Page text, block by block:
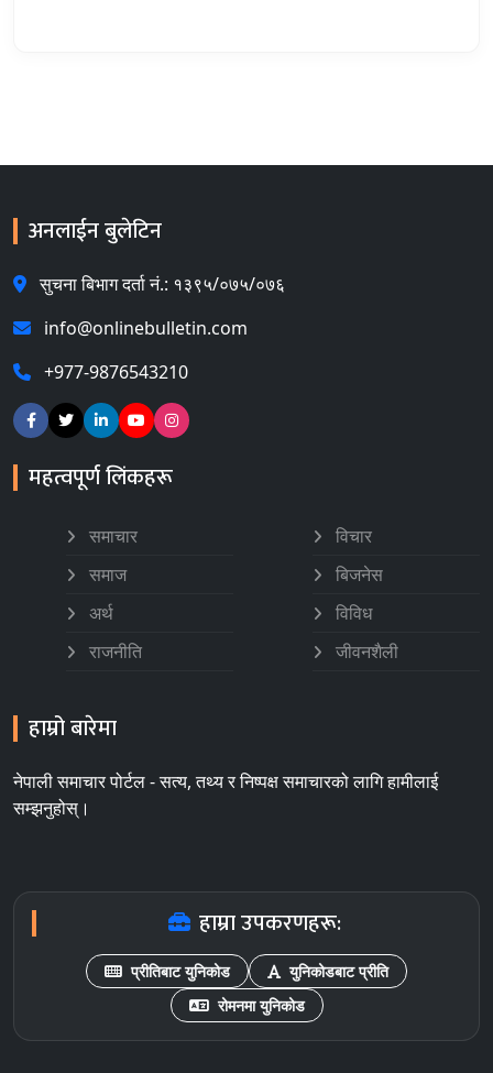
अनलाईन बुलेटिन
सुचना बिभाग दर्ता नं.: १३९५/०७५/०७६
info@onlinebulletin.com
+977-9876543210
महत्वपूर्ण लिंकहरू
समाचार
समाज
अर्थ
राजनीति
विचार
बिजनेस
विविध
जीवनशैली
हाम्रो बारेमा
नेपाली समाचार पोर्टल - सत्य, तथ्य र निष्पक्ष समाचारको लागि हामीलाई
सम्झनुहोस्।
हाम्रा उपकरणहरू:
प्रीतिबाट युनिकोड
युनिकोडबाट प्रीति
रोमनमा युनिकोड